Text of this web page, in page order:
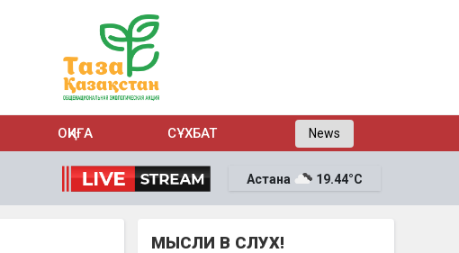
ОҚИҒА СҰХБАТ News
Астана 19.44°C
МЫСЛИ В СЛУХ!